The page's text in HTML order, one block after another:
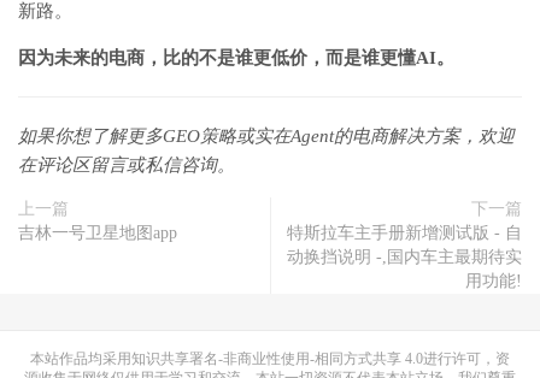
新路。
因为未来的电商，比的不是谁更低价，而是谁更懂AI。
如果你想了解更多GEO策略或实在Agent的电商解决方案，欢迎
在评论区留言或私信咨询。
上一篇
吉林一号卫星地图app
下一篇
特斯拉车主手册新增测试版 - 自
动换挡说明 -,国内车主最期待实
用功能!
本站作品均采用知识共享署名-非商业性使用-相同方式共享 4.0进行许可，资